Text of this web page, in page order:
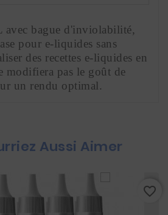
bague d'inviolabilité,
pour e-liquides sans
des recettes e-liquides en
modifiera pas le goût de
un rendu optimal.
Aussi Aimer
favorite_border